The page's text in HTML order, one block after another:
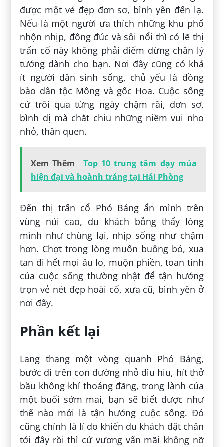
được một vẻ đẹp đơn sơ, bình yên đến lạ.
Nếu là một người ưa thích những khu phố
nhộn nhịp, đông đúc và sôi nổi thì có lẽ thị
trấn cổ này không phải điểm dừng chân lý
tưởng dành cho bạn. Nơi đây cũng có khá
ít người dân sinh sống, chủ yếu là đồng
bào dân tộc Mông và gốc Hoa. Cuộc sống
cứ trôi qua từng ngày chậm rãi, đơn sơ,
bình dị mà chắt chiu những niềm vui nho
nhỏ, thân quen.
Xem Thêm
Top 10 trung tâm dạy múa
hiện đại và hoành tráng tại Hải Phòng
Đến thị trấn cổ Phó Bảng ẩn mình trên
vùng núi cao, du khách bỗng thấy lòng
mình như chùng lại, nhịp sống như chậm
hơn. Chợt trong lòng muốn buông bỏ, xua
tan đi hết mọi âu lo, muộn phiền, toan tính
của cuộc sống thường nhật để tận hưởng
trọn vẻ nét đẹp hoài cổ, xưa cũ, bình yên ở
nơi đây.
Phần kết lại
Lang thang một vòng quanh Phó Bảng,
bước đi trên con đường nhỏ đìu hiu, hít thở
bầu không khí thoáng đãng, trong lành của
một buổi sớm mai, bạn sẽ biết được như
thế nào mới là tận hưởng cuộc sống. Đó
cũng chính là lí do khiến du khách đặt chân
tới đây rồi thì cứ vương vấn mãi không nỡ